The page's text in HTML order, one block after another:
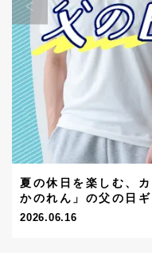
夏の休日を楽しむ、
かのれん」の父の日
2026.06.16